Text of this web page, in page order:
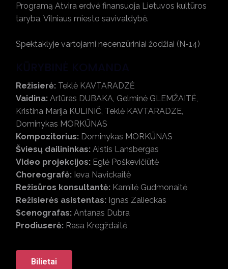
Programą Atvira erdvė finansuoja Lietuvos kultūros
taryba, Vilniaus miesto savivaldybė.
Spektaklyje vartojami necenzūriniai žodžiai (N-14)
Režisierė: Teklė KAVTARADZĖ
Vaidina: Artūras DUBAKA, Gelminė GLEMŽAITĖ,
Kristina Marija KULINIČ, Teklė KAVTARADZE,
Dominykas MORKŪNAS
Kompozitorius: Dominykas MORKŪNAS
Šviesų dailininkas: Aistis Lansbergas
Video projekcijos: Eglė Poškevičiūtė
Choreografė: Ieva Navickaitė
Režisūros konsultantė: Kamilė Gudmonaitė
Režisierės asistentas: Ignas Zalieckas
Scenografas: Antanas Dubra
Prodiuserė: Rasa Kregždaitė
Bilietai